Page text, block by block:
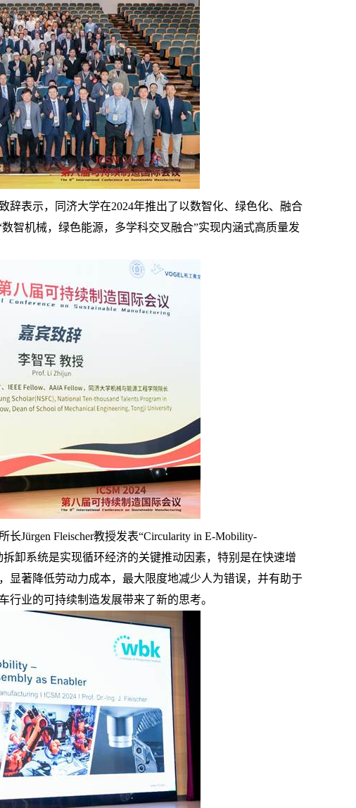
辞表示，同济大学在2024年推出了以数智化、绿色化、融合
智机械，绿色能源，多学科交叉融合”实现内涵式高质量发
长Jürgen Fleischer教授发表“Circularity in E-Mobility-
卸系统是实现循环经济的关键推动因素，特别是在快速增
显著降低劳动力成本，最大限度地减少人为错误，并有助于
业的可持续制造发展带来了新的思考。